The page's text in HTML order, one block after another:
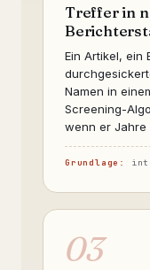
Treffer in
Ein Artikel, ein
Namen in
Screening-
wenn er Jahre
Grundlage:
03